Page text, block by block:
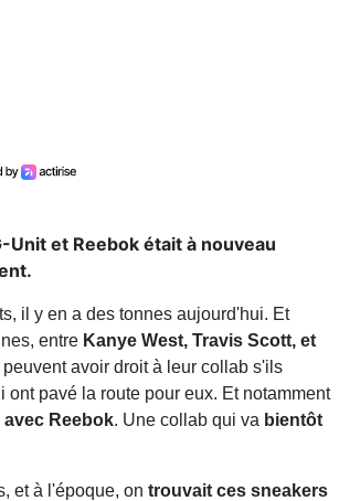
et Reebok était à nouveau
il y en a des tonnes aujourd'hui. Et
entre Kanye West, Travis Scott, et
avoir droit à leur collab s'ils
ont pavé la route pour eux. Et notamment
Reebok. Une collab qui va bientôt
et à l'époque, on trouvait ces sneakers